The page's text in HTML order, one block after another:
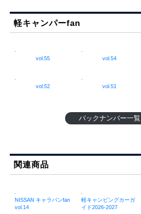
軽キャンパーfan
vol.55 vol.54
vol.52 vol.51
バックナンバー一覧
関連商品
NISSAN キャラバンfan
vol.14
軽キャンピングカーガ
イド2026-2027